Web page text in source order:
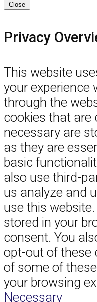
Close
Privacy
This website
your experience
through the
cookies that are
necessary are
as they are
basic
also use third-
us analyze and
use this
stored in your
consent. You
opt-out of these
of some of
your browsing
Necessary